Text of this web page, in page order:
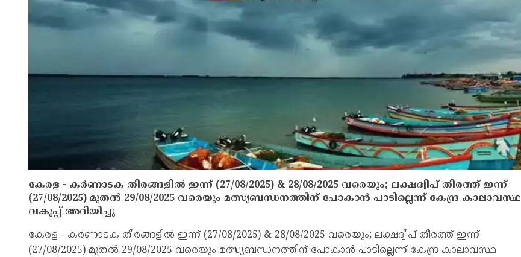
കേരള - കർണാടക തീരങ്ങളില്‍ ഇന്ന് (27/08/2025) & 28/08/2025 വരെയും; ലക്ഷദ്വീപ് തീരത്ത് ഇന്ന്
(27/08/2025) മുതല്‍ 29/08/2025 വരെയും മത്സ്യബന്ധനത്തിന് പോകാൻ പാടില്ലെന്ന് കേന്ദ്ര കാലാവസ്ഥ
വകുപ്പ് അറിയിച്ചു
കേരള - കർണാടക തീരങ്ങളില്‍ ഇന്ന് (27/08/2025) & 28/08/2025 വരെയും; ലക്ഷദ്വീപ് തീരത്ത് ഇന്ന്
(27/08/2025) മുതല്‍ 29/08/2025 വരെയും മത്സ്യബന്ധനത്തിന് പോകാൻ പാടില്ലെന്ന് കേന്ദ്ര കാലാവസ്ഥ